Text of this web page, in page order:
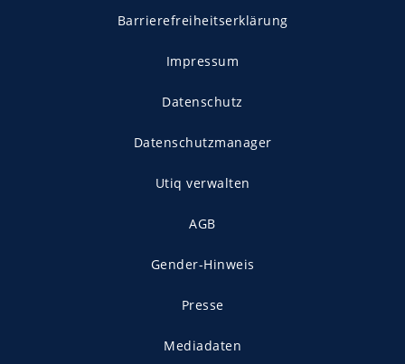
Barrierefreiheitserklärung
Impressum
Datenschutz
Datenschutzmanager
Utiq verwalten
AGB
Gender-Hinweis
Presse
Mediadaten